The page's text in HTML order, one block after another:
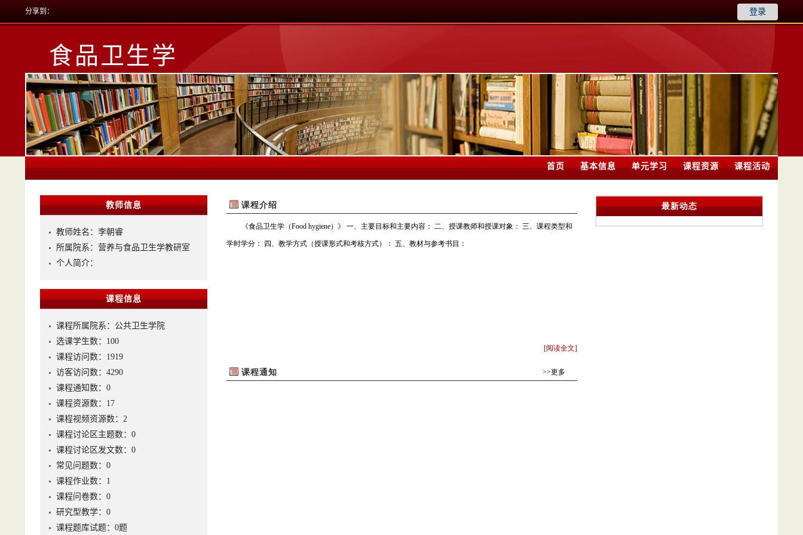
分享到： 登录
食品卫生学
首页 基本信息 单元学习 课程资源 课程活动
教师信息
教师姓名：李朝睿
所属院系：营养与食品卫生学教研室
个人简介：
课程信息
课程所属院系：公共卫生学院
选课学生数：100
课程访问数： 1919
访客访问数： 4290
课程通知数： 0
课程资源数： 17
课程视频资源数： 2
课程讨论区主题数： 0
课程讨论区发文数： 0
常见问题数： 0
课程作业数： 1
课程问卷数： 0
研究型教学： 0
课程题库试题： 0题